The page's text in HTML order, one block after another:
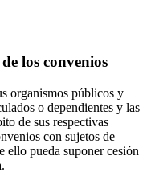
los convenios
organismos públicos y
o dependientes y las
de sus respectivas
con sujetos de
ello pueda suponer cesión